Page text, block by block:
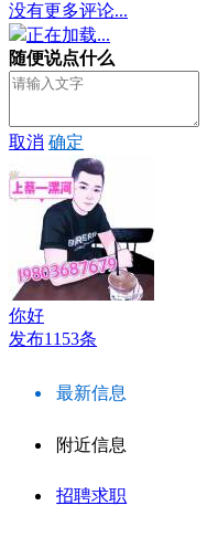
没有更多评论...
正在加载...
随便说点什么
取消 确定
你好
发布1153条
最新信息
附近信息
招聘求职